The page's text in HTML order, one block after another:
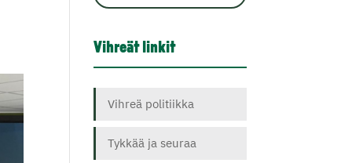
Vihreät linkit
Vihreä politiikka
Tykkää ja seuraa